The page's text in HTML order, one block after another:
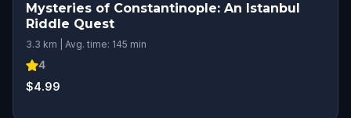
Mysteries of Constantinople: An Istanbul
Riddle Quest
3.3 km | Avg. time: 145 min
4
$4.99